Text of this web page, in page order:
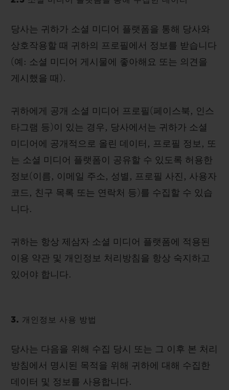
당사는 귀하가 소셜 미디어 플랫폼을 통해 당사와
상호작용할 때 귀하의 프로필에서 정보를 받습니다
(예: 소셜 미디어 게시물에 좋아해요 또는 의견을
게시했을 때).
귀하에게 공개 소셜 미디어 프로필(페이스북, 인스
타그램 등)이 있는 경우, 당사에서는 귀하가 소셜
미디어에 공개적으로 올린 데이터, 프로필 정보, 또
는 소셜 미디어 플랫폼이 공유할 수 있도록 허용한
정보(이름, 이메일 주소, 성별, 프로필 사진, 사용자
코드, 친구 목록 또는 연락처 등)를 수집할 수 있습
니다.
귀하는 항상 제삼자 소셜 미디어 플랫폼에 적용된
이용 약관 및 개인정보 처리방침을 항상 숙지하고
있어야 합니다.
3. 개인정보 사용 방법
당사는 다음을 위해 수집 당시 또는 그 이후 본 처리
방침에서 명시된 목적을 위해 귀하에 대해 수집한
데이터 및 정보를 사용합니다.